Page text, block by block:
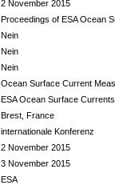
2 November 2015
Proceedings of ESA Ocean
Nein
Nein
Nein
Ocean Surface Current
ESA Ocean Surface
Brest, France
internationale Konferenz
2 November 2015
3 November 2015
ESA